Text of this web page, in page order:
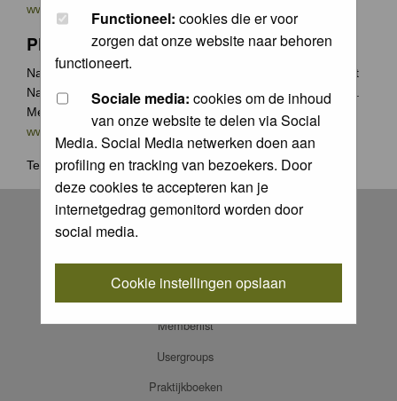
Functioneel: cookies die er voor
zorgen dat onze website naar behoren
functioneert.
Sociale media: cookies om de inhoud
van onze website te delen via Social
Media. Social Media netwerken doen aan
profiling en tracking van bezoekers. Door
deze cookies te accepteren kan je
internetgedrag gemonitord worden door
social media.
Cookie instellingen opslaan
www.groenecamera.nl
Photochallenge
Naast de jaarlijkse Groene Camera wedstrijden organiseert
Natuurfotografie.nl vaak photochallenges met leuke prijzen.
Meer weten? Ga naar
www.natuurfotografie.nl/rubrieken/photo-challenge/
Terug naarhome.
Register
FAQ
Memberlist
Usergroups
Praktijkboeken